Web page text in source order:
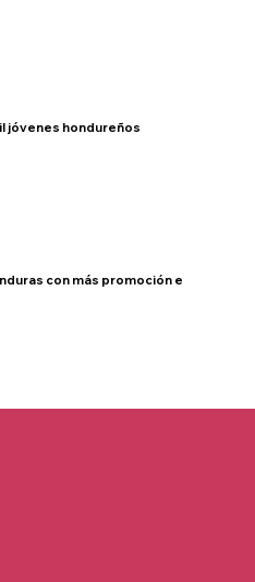
jóvenes hondureños
con más promoción e